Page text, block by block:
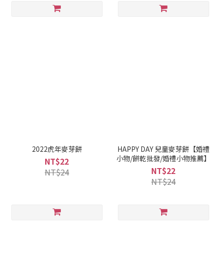
2022虎年麥芽餅
NT$22
NT$24
HAPPY DAY 兒童麥芽餅【婚禮
小物/餅乾批發/婚禮小物推薦】
NT$22
NT$24